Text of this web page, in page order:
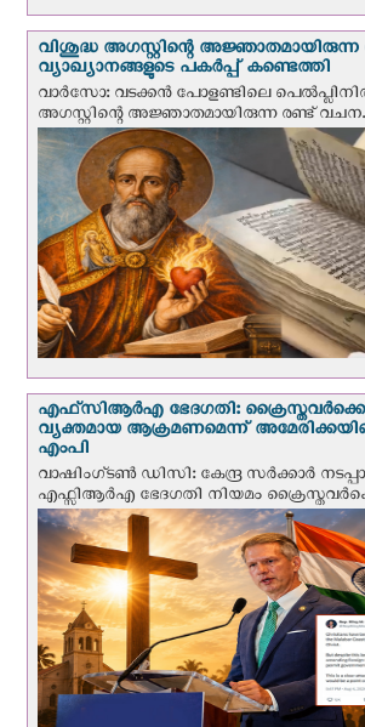
വിശുദ്ധ അഗസ്റ്റിന്റെ
വ്യാഖ്യാനങ്ങളുടെ പകര്‍പ്പ് കണ്ടെത്തി
വാര്‍സോ: വടക്കൻ പോളണ്ടിലെ
അഗസ്റ്റിന്റെ അജ്ഞാതമായിരുന്ന രണ്ട്
എഫ്‌സി‌ആര്‍‌എ ഭേദഗതി:
വ്യക്തമായ ആക്രമണമെന്ന്
എംപി
വാഷിംഗ്ടണ്‍ ഡി‌സി: കേന്ദ്ര സർക്കാർ
എഫ്സിആർഎ ഭേദഗതി നിയമം